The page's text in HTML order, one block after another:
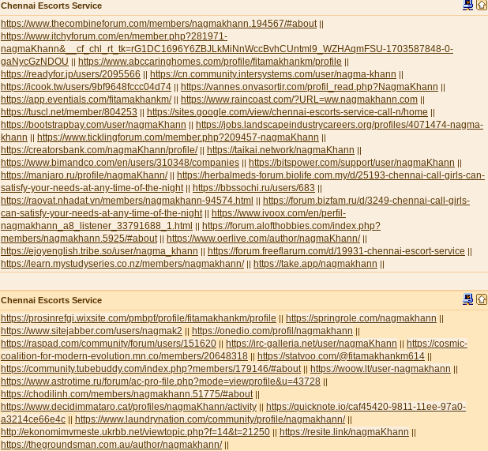
Chennai Escorts Service
https://www.thecombineforum.com/members/nagmakhann.194567/#about||
https://www.itchyforum.com/en/member.php?281971-
nagmaKhann&__cf_chl_rt_tk=rG1DC1696Y6ZBJLkMiNnWccBvhCUntml9_WZHAqmFSU-1703587848-0-
gaNycGzNDOU || https://www.abccaringhomes.com/profile/fitamakhankm/profile ||
https://readyfor.jp/users/2095566 || https://cn.community.intersystems.com/user/nagma-khann ||
https://icook.tw/users/9bf9648fccc04d74 || https://vannes.onvasortir.com/profil_read.php?NagmaKhann ||
https://app.eventials.com/fitamakhankm/|| https://www.raincoast.com/?URL=ww.nagmakhann.com ||
https://tuscl.net/member/804253 || https://sites.google.com/view/chennai-escorts-service-call-n/home ||
https://bootstrapbay.com/user/nagmaKhann || https://jobs.landscapeindustrycareers.org/profiles/4071474-nagma-
khann || https://www.ticklingforum.com/member.php?209457-nagmaKhann ||
https://creatorsbank.com/nagmaKhann/profile/|| https://taikai.network/nagmaKhann ||
https://www.bimandco.com/en/users/310348/companies || https://bitspower.com/support/user/nagmaKhann ||
https://manjaro.ru/profile/nagmaKhann/|| https://herbalmeds-forum.biolife.com.my/d/25193-chennai-call-girls-can-
satisfy-your-needs-at-any-time-of-the-night|| https://bbssochi.ru/users/683 ||
https://raovat.nhadat.vn/members/nagmakhann-94574.html || https://forum.bizfam.ru/d/3249-chennai-call-girls-
can-satisfy-your-needs-at-any-time-of-the-night|| https://www.ivoox.com/en/perfil-
nagmakhann_a8_listener_33791688_1.html || https://forum.alofthobbies.com/index.php?
members/nagmakhann.5925/#about|| https://www.oerlive.com/author/nagmaKhann/||
https://ejoyenglish.tribe.so/user/nagma_khann || https://forum.freeflarum.com/d/19931-chennai-escort-service ||
https://learn.mystudyseries.co.nz/members/nagmakhann/|| https://take.app/nagmakhann ||
Chennai Escorts Service
https://prosinrefgi.wixsite.com/pmbpf/profile/fitamakhankm/profile || https://springrole.com/nagmakhann ||
https://www.sitejabber.com/users/nagmak2 || https://onedio.com/profil/nagmakhann ||
https://raspad.com/community/forum/users/151620 || https://irc-galleria.net/user/nagmaKhann || https://cosmic-
coalition-for-modern-evolution.mn.co/members/20648318 || https://statvoo.com/@fitamakhankm614 ||
https://community.tubebuddy.com/index.php?members/179146/#about || https://woow.lt/user-nagmakhann ||
https://www.astrotime.ru/forum/ac-pro-file.php?mode=viewprofile&u=43728 ||
https://chodilinh.com/members/nagmakhann.51775/#about ||
https://www.decidimmataro.cat/profiles/nagmaKhann/activity || https://quicknote.io/caf45420-9811-11ee-97a0-
a3214ce66e4c || https://www.laundrynation.com/community/profile/nagmakhann/||
http://ekonomimvmeste.ukrbb.net/viewtopic.php?f=14&t=21250 || https://resite.link/nagmaKhann ||
https://thegroundsman.com.au/author/nagmakhann/||